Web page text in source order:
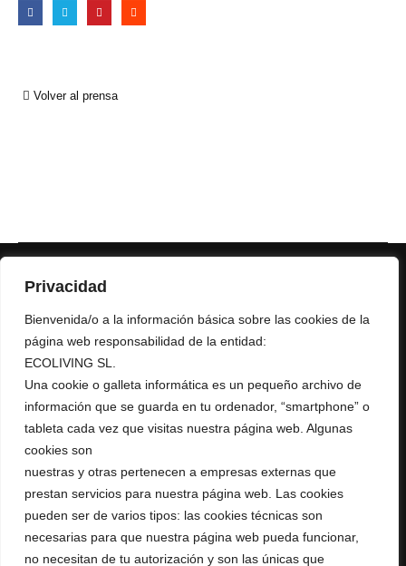
Privacidad
Bienvenida/o a la información básica sobre las cookies de la
página web responsabilidad de la entidad:
ECOLIVING SL.
Una cookie o galleta informática es un pequeño archivo de
información que se guarda en tu ordenador, “smartphone” o
tableta cada vez que visitas nuestra página web. Algunas
cookies son
nuestras y otras pertenecen a empresas externas que
prestan servicios para nuestra página web. Las cookies
pueden ser de varios tipos: las cookies técnicas son
necesarias para que nuestra página web pueda funcionar,
no necesitan de tu autorización y son las únicas que
Volver al prensa
+ 34 967 16 04 64
AURUMRED@AURUMRED.COM
Condiciones de Venta
Política de Privacidad
Política de Cookies
Aviso Legal
RGPD